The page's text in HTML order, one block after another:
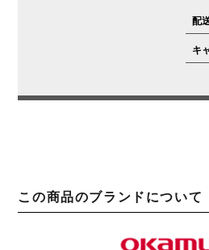
配
キ
この商品のブランドについて